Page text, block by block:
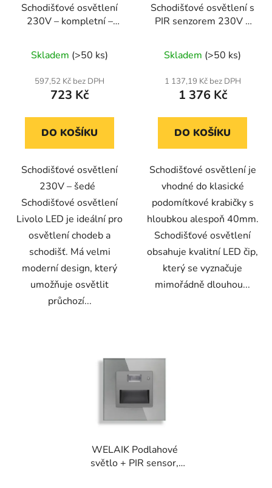
Schodišťové osvětlení
230V – kompletní –
Skladem (>50 ks)
597,52 Kč bez DPH
723 Kč
DO KOŠÍKU
Schodišťové osvětlení
230V – šedé
Schodišťové osvětlení
Livolo LED je ideální pro
osvětlení chodeb a
schodišť. Má velmi
moderní design, který
umožňuje osvětlit
průchozí...
Schodišťové osvětlení s
PIR senzorem 230V –
Skladem (>50 ks)
1 137,19 Kč bez DPH
1 376 Kč
DO KOŠÍKU
Schodišťové osvětlení je
vhodné do klasické
podomítkové krabičky s
hloubkou alespoň 40mm.
Schodišťové osvětlení
obsahuje kvalitní LED čip,
který se vyznačuje
mimořádně dlouhou...
WELAIK Podlahové
světlo + PIR sensor,